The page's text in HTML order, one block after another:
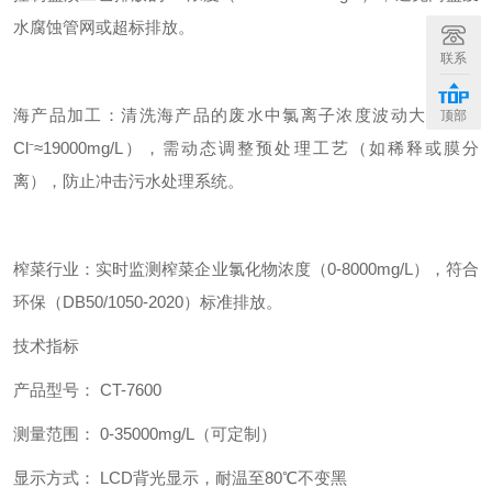
水腐蚀管网或超标排放。
海产品加工：清洗海产品的废水中氯离子浓度波动大（海水
Cl⁻≈19000mg/L），需动态调整预处理工艺（如稀释或膜分
离），防止冲击污水处理系统。
榨菜行业：实时监测榨菜企业氯化物浓度（0-8000mg/L），符合
环保（DB50/1050-2020）标准排放。
技术指标
产品型号： CT-7600
测量范围： 0-35000mg/L（可定制）
显示方式： LCD背光显示，耐温至80℃不变黑
联系
顶部